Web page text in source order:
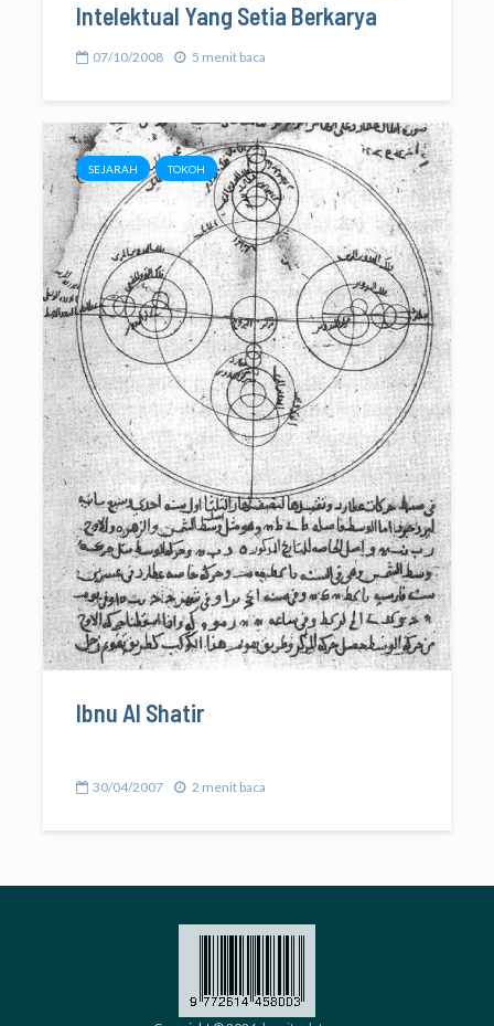
Intelektual Yang Setia Berkarya
07/10/2008 5 menit baca
SEJARAH TOKOH
Ibnu Al Shatir
30/04/2007 2 menit baca